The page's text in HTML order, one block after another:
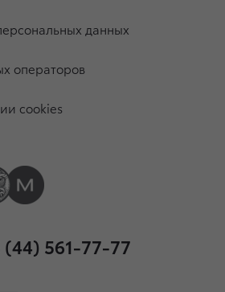
данных
операторов
cookies
(44) 561-77-77